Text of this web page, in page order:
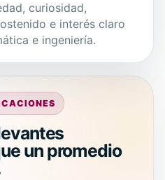
curiosidad,
e interés claro
e ingeniería.
un promedio